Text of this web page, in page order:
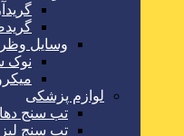
وسایل
نوک
لوازم پزشکی
تب سنج
تب سنج